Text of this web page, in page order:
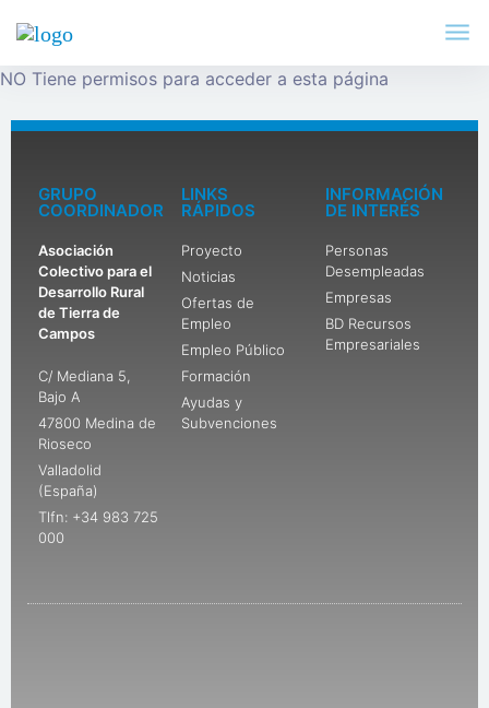
NO Tiene permisos para acceder a esta página
GRUPO
COORDINADOR
Asociación
Colectivo para el
Desarrollo Rural
de Tierra de
Campos
C/ Mediana 5,
Bajo A
47800 Medina de
Rioseco
Valladolid
(España)
Tlfn: +34 983 725
000
LINKS
RÁPIDOS
Proyecto
Noticias
Ofertas de
Empleo
Empleo Público
Formación
Ayudas y
Subvenciones
INFORMACIÓN
DE INTERÉS
Personas
Desempleadas
Empresas
BD Recursos
Empresariales